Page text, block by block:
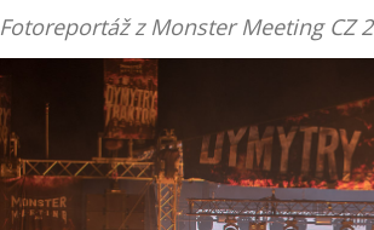
Fotoreportáž z Monster Meeting CZ